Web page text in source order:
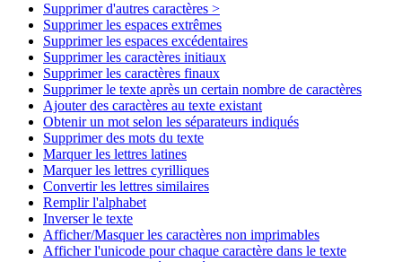
Supprimer d'autres caractères >
Supprimer les espaces extrêmes
Supprimer les espaces excédentaires
Supprimer les caractères initiaux
Supprimer les caractères finaux
Supprimer le texte après un certain nombre de caractères
Ajouter des caractères au texte existant
Obtenir un mot selon les séparateurs indiqués
Supprimer des mots du texte
Marquer les lettres latines
Marquer les lettres cyrilliques
Convertir les lettres similaires
Remplir l'alphabet
Inverser le texte
Afficher/Masquer les caractères non imprimables
Afficher l'unicode pour chaque caractère dans le texte